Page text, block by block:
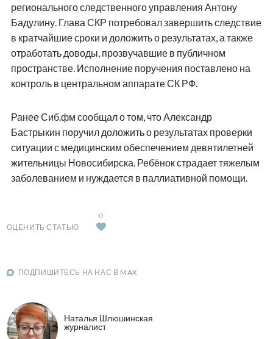
регионального следственного управления Антону
Бадулину. Глава СКР потребовал завершить следствие
в кратчайшие сроки и доложить о результатах, а также
отработать доводы, прозвучавшие в публичном
пространстве. Исполнение поручения поставлено на
контроль в центральном аппарате СК РФ.
Ранее Сиб.фм сообщал о том, что Александр
Бастрыкин поручил доложить о результатах проверки
ситуации с медицинским обеспечением девятилетней
жительницы Новосибирска. Ребёнок страдает тяжелым
заболеванием и нуждается в паллиативной помощи.
ОЦЕНИТЬ СТАТЬЮ
0
ПОДПИШИТЕСЬ НА НАС В MAX
Наталья Шлюшинская
журналист